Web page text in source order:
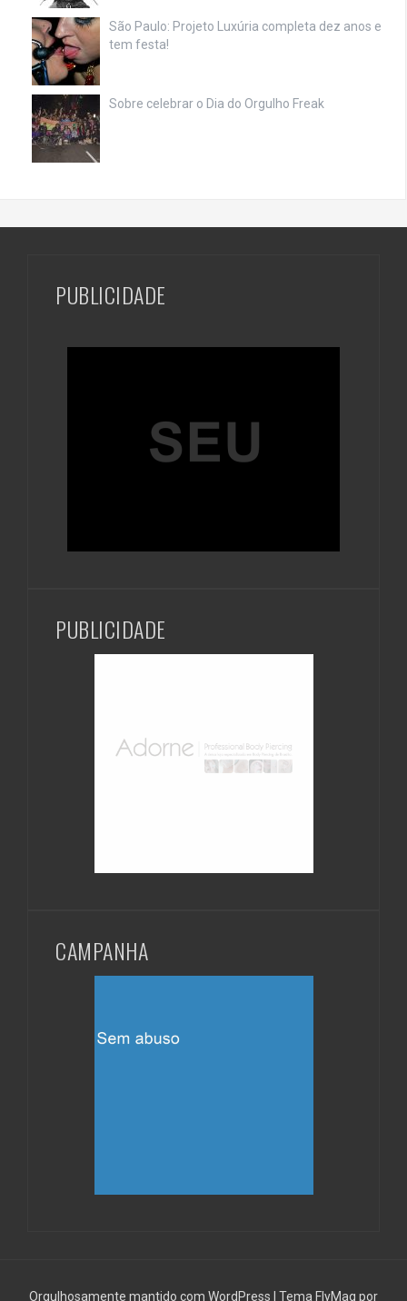
São Paulo: Projeto Luxúria completa dez anos e
tem festa!
Sobre celebrar o Dia do Orgulho Freak
PUBLICIDADE
PUBLICIDADE
CAMPANHA
Orgulhosamente mantido com WordPress Tema FlyMag por